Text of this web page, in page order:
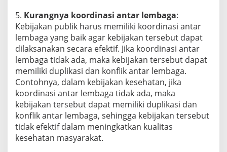
5. Kurangnya koordinasi antar lembaga:
Kebijakan publik harus memiliki koordinasi antar
lembaga yang baik agar kebijakan tersebut dapat
dilaksanakan secara efektif. Jika koordinasi antar
lembaga tidak ada, maka kebijakan tersebut dapat
memiliki duplikasi dan konflik antar lembaga.
Contohnya, dalam kebijakan kesehatan, jika
koordinasi antar lembaga tidak ada, maka
kebijakan tersebut dapat memiliki duplikasi dan
konflik antar lembaga, sehingga kebijakan tersebut
tidak efektif dalam meningkatkan kualitas
kesehatan masyarakat.